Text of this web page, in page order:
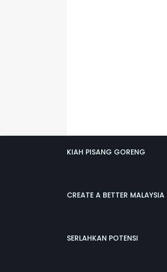
KIAH PISANG GORENG
CREATE A BETTER MALAYSIA
SERLAHKAN POTENSI